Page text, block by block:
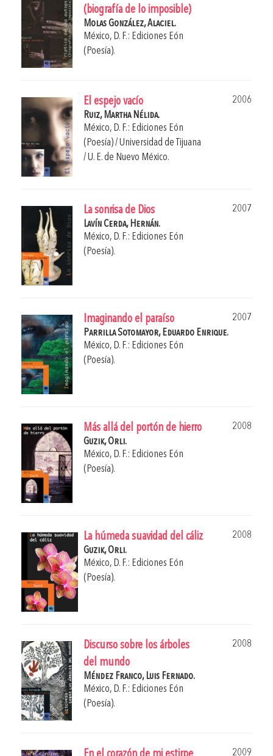
(biografía de lo imposible)
Molas González, Alaciel.
México, D. F.: Ediciones Eón
(Poesía).
El espejo vacío
2006
Ruiz, Martha Nélida.
México, D. F.: Ediciones Eón
(Poesía) / Universidad de Tijuana
/ U. E. de Nuevo México.
La sonrisa de Dios
2007
Lavín Cerda, Hernán.
México, D. F.: Ediciones Eón
(Poesía).
Imaginando el paraíso
2007
Parrilla Sotomayor, Eduardo Enrique.
México, D. F.: Ediciones Eón
(Poesía).
Más allá del portón de hierro
2008
Guzik, Orli.
México, D. F.: Ediciones Eón
(Poesía).
La húmeda suavidad del cáliz
2008
Guzik, Orli.
México, D. F.: Ediciones Eón
(Poesía).
Discurso sobre los árboles
del mundo
2008
Méndez Franco, Luis Fernado.
México, D. F.: Ediciones Eón
(Poesía).
2009